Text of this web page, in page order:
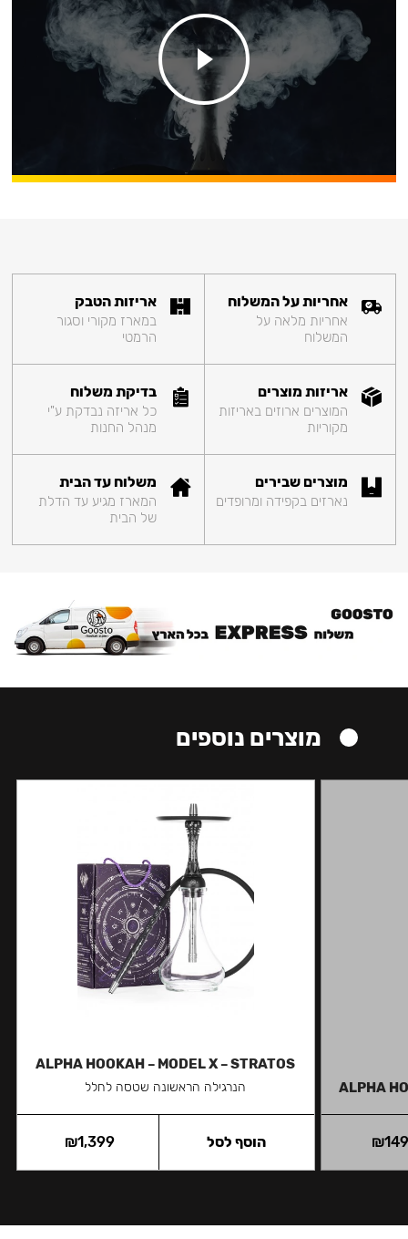
אחריות על המשלוח
אחריות מלאה על
המשלוח
אריזות הטבק
במארז מקורי וסגור
הרמטי
אריזות מוצרים
המוצרים ארוזים באריזות
מקוריות
בדיקת משלוח
כל אריזה נבדקת ע"י
מנהל החנות
מוצרים שבירים
נארזים בקפידה ומרופדים
משלוח עד הבית
המארז מגיע עד הדלת
של הבית
מוצרים נוספים
ALPHA
₪149
ALPHA HOOKAH – MODEL X – STRATOS
הנרגילה הראשונה שטסה לחלל
₪1,399 הוסף לסל